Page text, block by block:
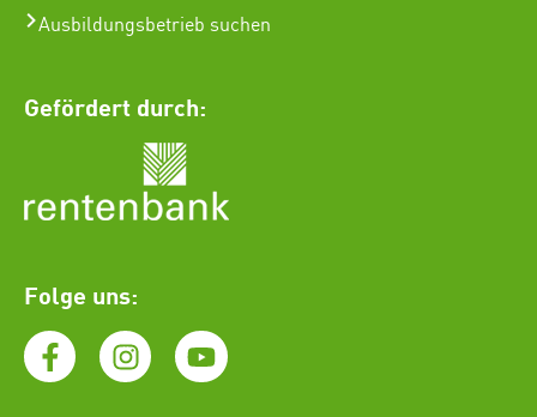
Ausbildungsbetrieb suchen
Gefördert durch:
Folge uns: